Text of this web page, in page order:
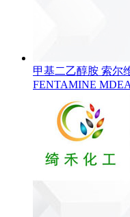
甲基二乙醇胺 索尔
FENTAMINE MDEA